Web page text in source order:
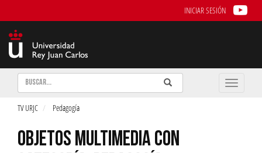
INICIAR SESIÓN
Buscar Enviar
Buscar
Toggle
TV URJC Pedagogía
OBJETOS MULTIMEDIA CON